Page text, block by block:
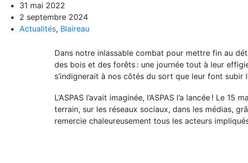
31 mai 2022
2 septembre 2024
Actualités, Blaireau
Dans notre inlassable combat pour mettre fin au
des bois et des forêts : une journée tout à leur
s’indignerait à nos côtés du sort que leur font
L’ASPAS l’avait imaginée, l’ASPAS l’a lancée ! Le 15
terrain, sur les réseaux sociaux, dans les médias,
remercie chaleureusement tous les acteurs